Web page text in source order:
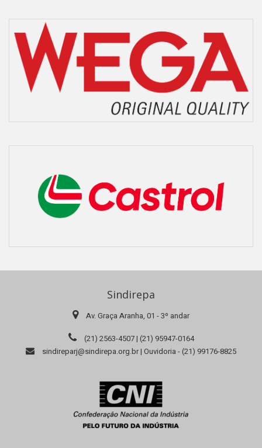
Sindirepa
Av. Graça Aranha, 01 - 3º andar
(21) 2563-4507 | (21) 95947-0164
sindireparj@sindirepa.org.br | Ouvidoria - (21) 99176-8825